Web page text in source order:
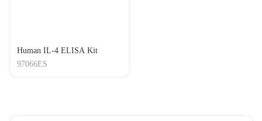
Human IL-4 ELISA Kit
97066ES